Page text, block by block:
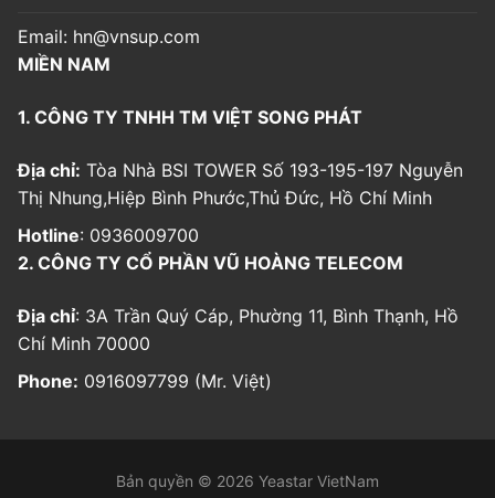
Email: hn@vnsup.com
MIỀN NAM
1. CÔNG TY TNHH TM VIỆT SONG PHÁT
Địa chỉ: Tòa Nhà BSI TOWER Số 193-195-197 Nguyễn
Thị Nhung,Hiệp Bình Phước,Thủ Đức, Hồ Chí Minh
Hotline: 0936009700
2. CÔNG TY CỔ PHẦN VŨ HOÀNG TELECOM
Địa chỉ: 3A Trần Quý Cáp, Phường 11, Bình Thạnh, Hồ
Chí Minh 70000
Phone: 0916097799 (Mr. Việt)
Bản quyền © 2026 Yeastar VietNam